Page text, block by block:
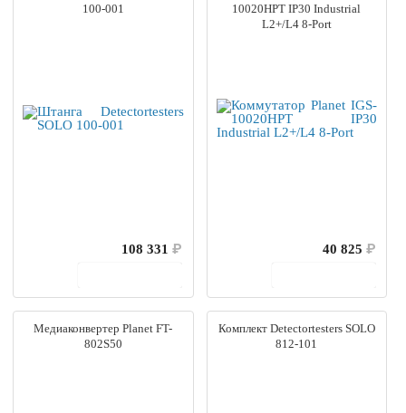
100-001
108 331₽
10020HPT IP30 Industrial
L2+/L4 8-Port
40 825 ₽
Медиаконвертер Planet FT-
802S50
Комплект Detectortesters SOLO
812-101